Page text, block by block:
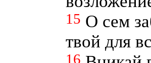
15 О сем
твой для
16